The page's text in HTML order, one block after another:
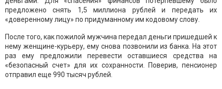
предложено снять 1,5 миллиона рублей и передать их
«доверенному лицу» по придуманному им кодовому слову.
После того, как пожилой мужчина передал деньги пришедшей к
нему женщине-курьеру, ему снова позвонили из банка. На этот
раз ему предложили перевести оставшиеся средства на
«безопасный счет» для их сохранности. Поверив, пенсионер
отправил еще 990 тысяч рублей.